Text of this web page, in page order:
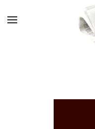
Zum Hauptinhalt